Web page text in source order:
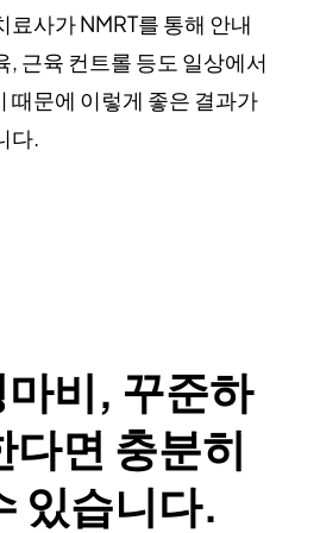
료사가 NMRT를 통해 안내
, 근육 컨트롤 등도 일상에서
때문에 이렇게 좋은 결과가
다.
비, 꾸준하
다면 충분히
있습니다.